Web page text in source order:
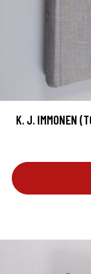
K. J. IMMONEN